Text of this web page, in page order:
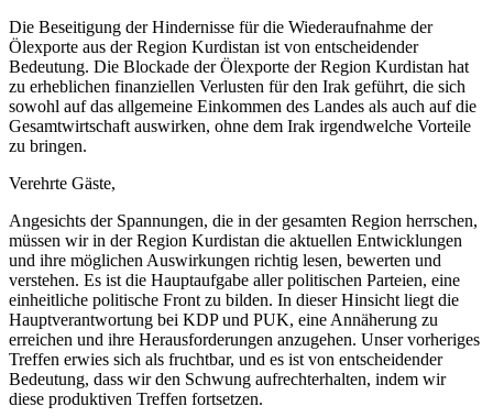
Die Beseitigung der Hindernisse für die Wiederaufnahme der
Ölexporte aus der Region Kurdistan ist von entscheidender
Bedeutung. Die Blockade der Ölexporte der Region Kurdistan hat
zu erheblichen finanziellen Verlusten für den Irak geführt, die sich
sowohl auf das allgemeine Einkommen des Landes als auch auf die
Gesamtwirtschaft auswirken, ohne dem Irak irgendwelche Vorteile
zu bringen.
Verehrte Gäste,
Angesichts der Spannungen, die in der gesamten Region herrschen,
müssen wir in der Region Kurdistan die aktuellen Entwicklungen
und ihre möglichen Auswirkungen richtig lesen, bewerten und
verstehen. Es ist die Hauptaufgabe aller politischen Parteien, eine
einheitliche politische Front zu bilden. In dieser Hinsicht liegt die
Hauptverantwortung bei KDP und PUK, eine Annäherung zu
erreichen und ihre Herausforderungen anzugehen. Unser vorheriges
Treffen erwies sich als fruchtbar, und es ist von entscheidender
Bedeutung, dass wir den Schwung aufrechterhalten, indem wir
diese produktiven Treffen fortsetzen.